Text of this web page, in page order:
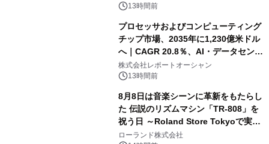
13時間前
プロセッサおよびコンピューティング
チップ市場、2035年に1,230億米ドル
へ｜CAGR 20.8％、AI・データセンタ
ー需要が成長を牽引
株式会社レポートオーシャン
13時間前
8月8日は音楽シーンに革新をもたらし
た 伝説のリズムマシン「TR-808」を
祝う日 ～Roland Store Tokyoで実機
を展示しての 記念キャンペーンを開
ローランド株式会社